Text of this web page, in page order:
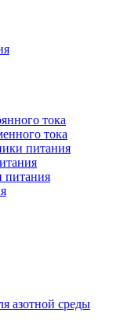
тока
тока
питания
питания
азотной среды